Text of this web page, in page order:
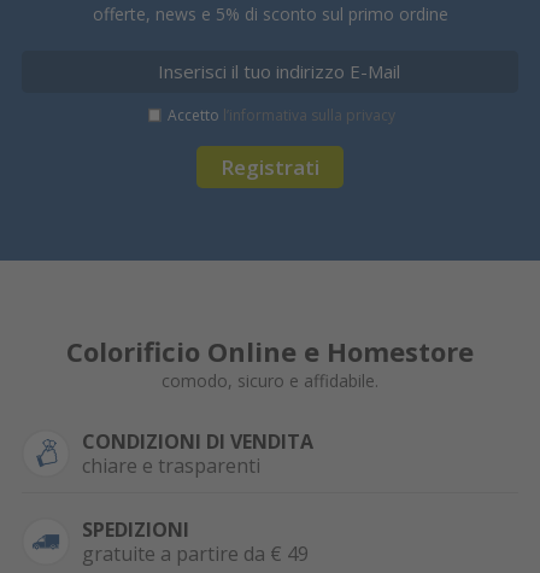
offerte, news e 5% di sconto sul primo ordine
Registrati
Accetto l’informativa sulla privacy
Colorificio Online e Homestore
comodo, sicuro e affidabile.
CONDIZIONI DI VENDITA
chiare e trasparenti
SPEDIZIONI
gratuite a partire da € 49